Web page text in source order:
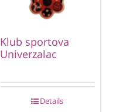
Klub sportova
Univerzalac
Details